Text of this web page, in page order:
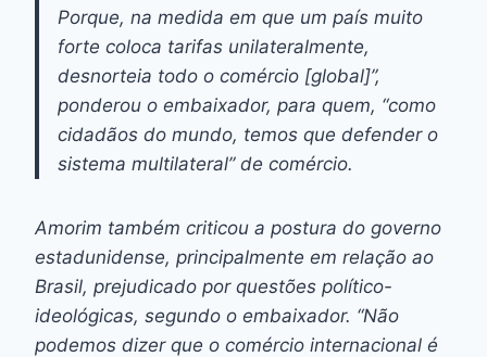
Porque, na medida em que um país muito
forte coloca tarifas unilateralmente,
desnorteia todo o comércio [global]”,
ponderou o embaixador, para quem, “como
cidadãos do mundo, temos que defender o
sistema multilateral” de comércio.
Amorim também criticou a postura do governo
estadunidense, principalmente em relação ao
Brasil, prejudicado por questões político-
ideológicas, segundo o embaixador. “Não
podemos dizer que o comércio internacional é